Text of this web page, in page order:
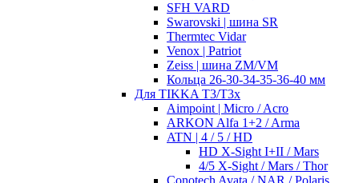
SFH VARD
Swarovski | шина SR
Thermtec Vidar
Venox | Patriot
Zeiss | шина ZM/VM
Кольца 26-30-34-35-36-40 мм
Для TIKKA T3/T3x
Aimpoint | Micro / Acro
ARKON Alfa 1+2 / Arma
ATN | 4 / 5 / HD
HD X-Sight I+II / Mars
4/5 X-Sight / Mars / Thor
Conotech Avata / NAR / Polaris